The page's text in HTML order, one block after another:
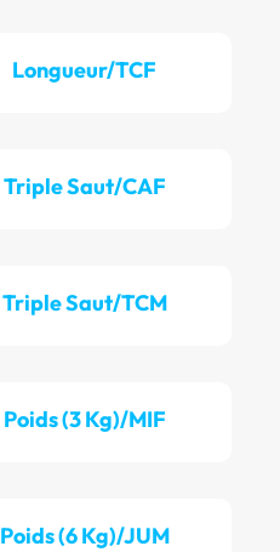
Longueur/TCF
Triple Saut/CAF
Triple Saut/TCM
Poids (3 Kg)/MIF
Poids (6 Kg)/JUM